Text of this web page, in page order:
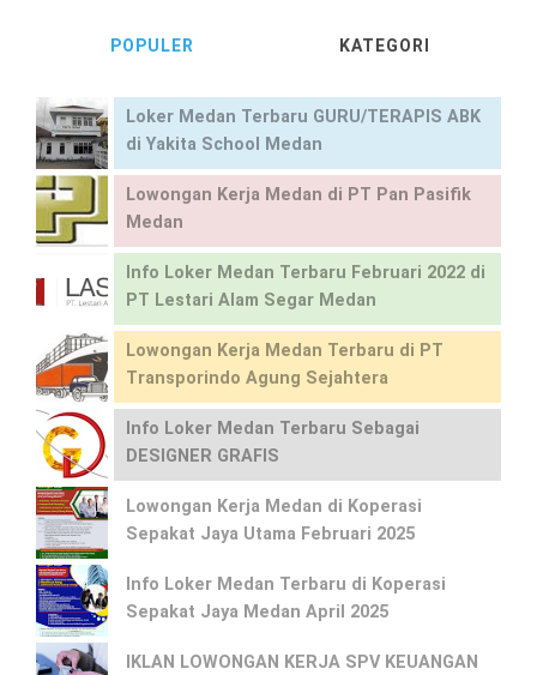
POPULER KATEGORI
Loker Medan Terbaru GURU/TERAPIS ABK
di Yakita School Medan
Lowongan Kerja Medan di PT Pan Pasifik
Medan
Info Loker Medan Terbaru Februari 2022 di
PT Lestari Alam Segar Medan
Lowongan Kerja Medan Terbaru di PT
Transporindo Agung Sejahtera
Info Loker Medan Terbaru Sebagai
DESIGNER GRAFIS
Lowongan Kerja Medan di Koperasi
Sepakat Jaya Utama Februari 2025
Info Loker Medan Terbaru di Koperasi
Sepakat Jaya Medan April 2025
IKLAN LOWONGAN KERJA SPV KEUANGAN